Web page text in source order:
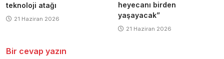
teknoloji atağı
21 Haziran 2026
heyecanı birden
yaşayacak”
21 Haziran 2026
Bir cevap yazın